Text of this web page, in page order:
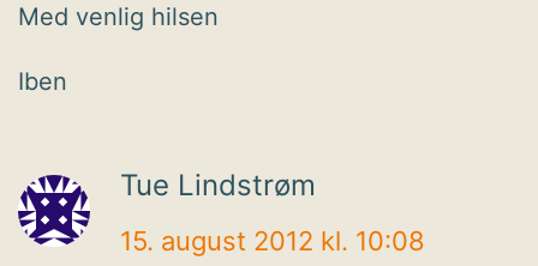
Med venlig hilsen
Iben
Tue Lindstrøm
15. august 2012 kl. 10:08